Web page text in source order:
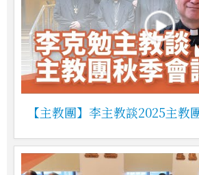
【主教團】李主教談2025主教